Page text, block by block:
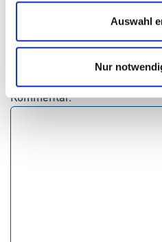
Auswahl
Nur
Kommentar: